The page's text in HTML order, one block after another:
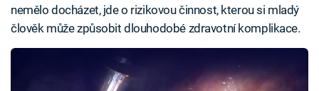
nemělo docházet, jde o rizikovou činnost, kterou si mladý
člověk může způsobit dlouhodobé zdravotní komplikace.